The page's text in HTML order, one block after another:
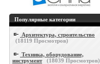
Популярные категории
Архитектура, строительство
(18119 Просмотров)
Техника, оборудование,
инструмент
(18039 Просмотров)